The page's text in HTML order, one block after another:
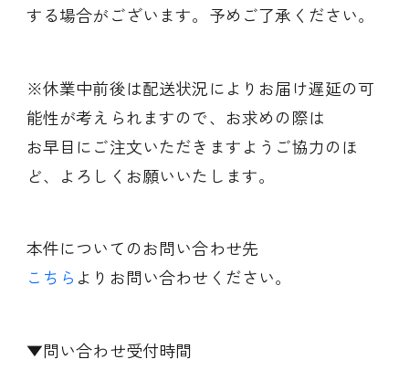
する場合がございます。予めご了承ください。
※休業中前後は配送状況によりお届け遅延の可
能性が考えられますので、お求めの際は
お早目にご注文いただきますようご協力のほ
ど、よろしくお願いいたします。
本件についてのお問い合わせ先
こちら よりお問い合わせください。
▼問い合わせ受付時間